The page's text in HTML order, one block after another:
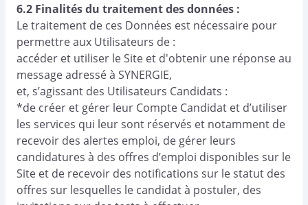
6.2 Finalités du traitement des données :
Le traitement de ces Données est nécessaire pour
permettre aux Utilisateurs de :
accéder et utiliser le Site et d'obtenir une réponse au
message adressé à SYNERGIE,
et, s’agissant des Utilisateurs Candidats :
*de créer et gérer leur Compte Candidat et d’utiliser
les services qui leur sont réservés et notamment de
recevoir des alertes emploi, de gérer leurs
candidatures à des offres d’emploi disponibles sur le
Site et de recevoir des notifications sur le statut des
offres sur lesquelles le candidat à postuler, des